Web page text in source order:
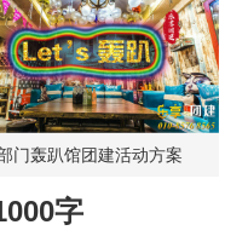
门轰趴馆团建活动方案
字